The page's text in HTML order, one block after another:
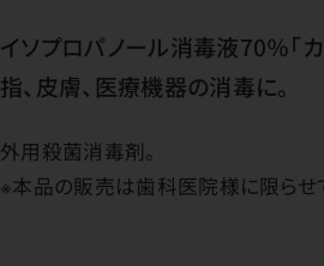
イソプロパノール消毒液70％「
指、皮膚、医療機器の消毒に。
外用殺菌消毒剤。
※本品の販売は歯科医院様に限らせ